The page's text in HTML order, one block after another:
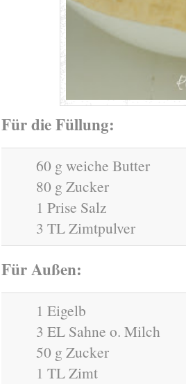
Für die Füllung:
60 g weiche Butter
80 g Zucker
1 Prise Salz
3 TL Zimtpulver
Für Außen:
1 Eigelb
3 EL Sahne o. Milch
50 g Zucker
1 TL Zimt